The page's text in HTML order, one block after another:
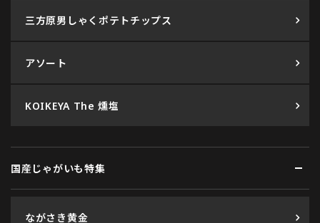
三方原男しゃくポテトチップス
アソート
KOIKEYA The 燻塩
国産じゃがいも特集
ながさき黄金